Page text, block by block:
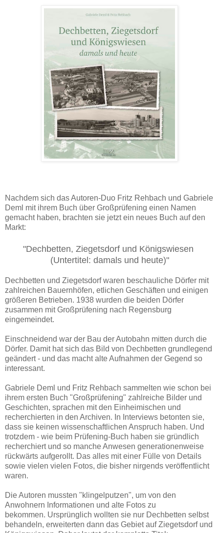
Nachdem sich das Autoren-Duo Fritz Rehbach und Gabriele
Deml mit ihrem Buch über Großprüfening einen Namen
gemacht haben, brachten sie jetzt ein neues Buch auf den
Markt:
"Dechbetten, Ziegetsdorf und Königswiesen
(Untertitel: damals und heute)"
Dechbetten und Ziegetsdorf waren beschauliche Dörfer mit
zahlreichen Bauernhöfen, etlichen Geschäften und einigen
größeren Betrieben. 1938 wurden die beiden Dörfer
zusammen mit Großprüfening nach Regensburg
eingemeindet.
Einschneidend war der Bau der Autobahn mitten durch die
Dörfer. Damit hat sich das Bild von Dechbetten grundlegend
geändert - und das macht alte Aufnahmen der Gegend so
interessant.
Gabriele Deml und Fritz Rehbach sammelten wie schon bei
ihrem ersten Buch "Großprüfening" zahlreiche Bilder und
Geschichten, sprachen mit den Einheimischen und
recherchierten in den Archiven. In Interviews betonten sie,
dass sie keinen wissenschaftlichen Anspruch haben. Und
trotzdem - wie beim Prüfening-Buch haben sie gründlich
recherchiert und so manche Anwesen generationenweise
rückwärts aufgerollt. Das alles mit einer Fülle von Details
sowie vielen vielen Fotos, die bisher nirgends veröffentlicht
waren.
Die Autoren mussten "klingelputzen", um von den
Anwohnern Informationen und alte Fotos zu
bekommen. Ursprünglich wollten sie nur Dechbetten selbst
behandeln, erweiterten dann das Gebiet auf Ziegetsdorf und